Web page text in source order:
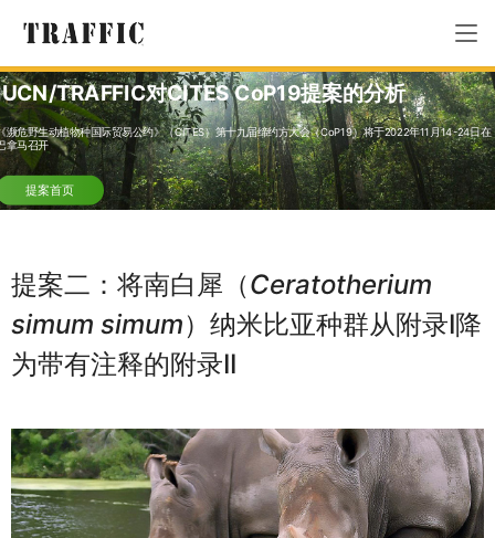
TRAFFIC对CITES CoP19提案的分析
濒危野生动植物种国际贸易公约》（CITES）第十九届缔约方大会（CoP19）将于2022年11月14-24日在
拿马召开
提案首页
提案二：将南白犀（Ceratotherium
simum simum）纳米比亚种群从附录I降
为带有注释的附录II